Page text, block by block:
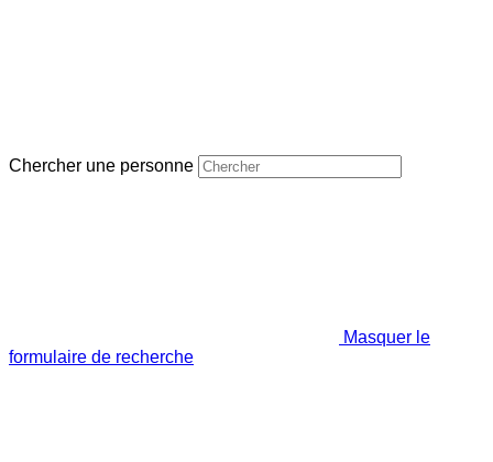
Chercher une personne
Masquer le
formulaire de recherche